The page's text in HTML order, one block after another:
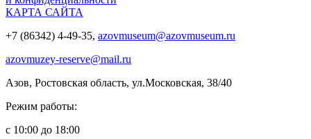
КАРТА САЙТА
+7 (86342) 4-49-35, azovmuseum@azovmuseum.ru
azovmuzey-reserve@mail.ru
Азов, Ростовская область, ул.Московская, 38/40
Режим работы:
с 10:00 до 18:00